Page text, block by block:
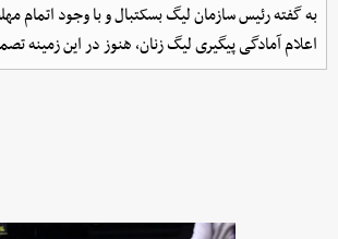
به گفته رئیس سازمان لیگ بسکتبال و با وجود اتمام
اعلام آمادگی پیگیری لیگ زنان، هنوز در این زمینه